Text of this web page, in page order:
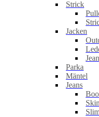
Strick
Jacken
Parka
Mäntel
Jeans